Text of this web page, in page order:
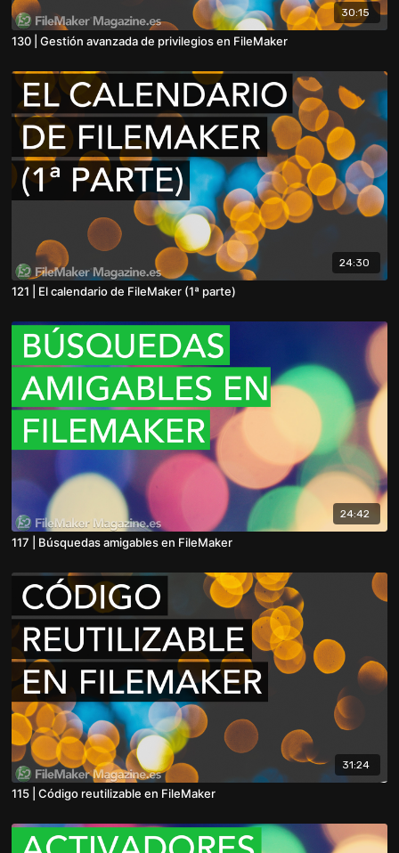
30:15
130 | Gestión avanzada de privilegios en FileMaker
24:30
121 | El calendario de FileMaker (1ª parte)
24:42
117 | Búsquedas amigables en FileMaker
31:24
115 | Código reutilizable en FileMaker